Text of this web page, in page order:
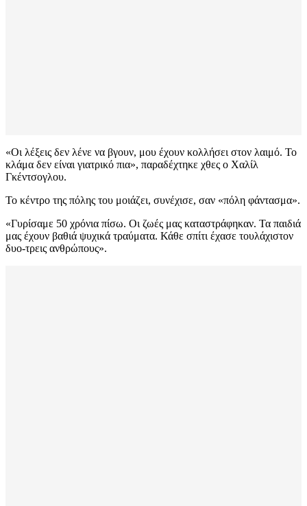
«Οι λέξεις δεν λένε να βγουν, μου έχουν κολλήσει στον λαιμό. Το
κλάμα δεν είναι γιατρικό πια», παραδέχτηκε χθες ο Χαλίλ
Γκέντσογλου.
Το κέντρο της πόλης του μοιάζει, συνέχισε, σαν «πόλη φάντασμα».
«Γυρίσαμε 50 χρόνια πίσω. Οι ζωές μας καταστράφηκαν. Τα παιδιά
μας έχουν βαθιά ψυχικά τραύματα. Κάθε σπίτι έχασε τουλάχιστον
δυο-τρεις ανθρώπους».